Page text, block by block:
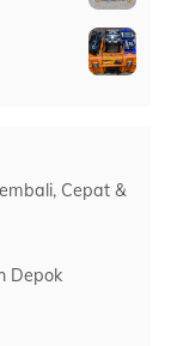
Cepat &
Depok